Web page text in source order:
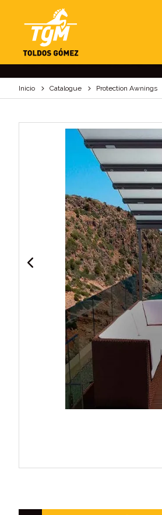
EUME 100
The flat EUME 100 awning
Inicio Catalogue Protection Awnings